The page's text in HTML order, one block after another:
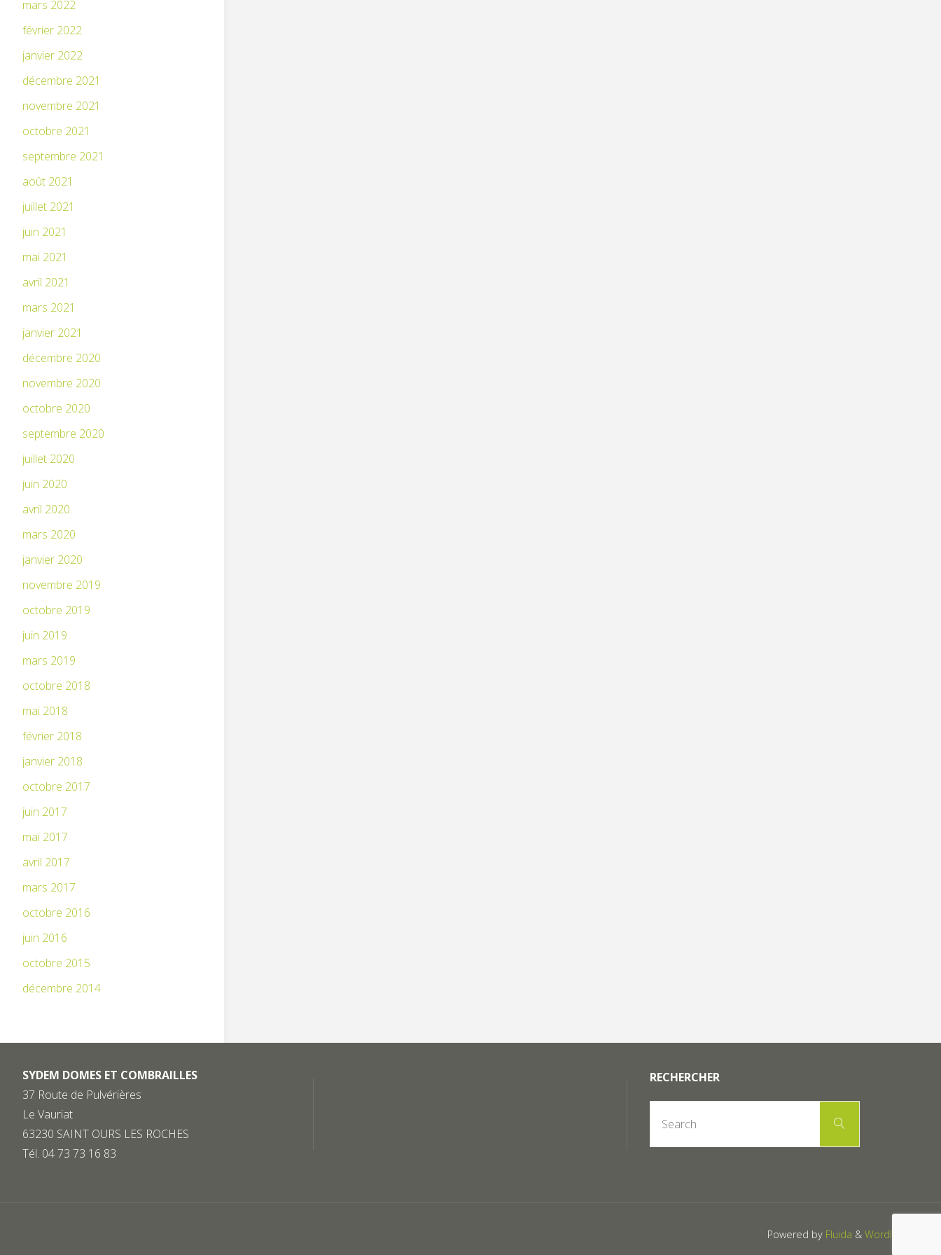
mars 2022
février 2022
janvier 2022
décembre 2021
novembre 2021
octobre 2021
septembre 2021
août 2021
juillet 2021
juin 2021
mai 2021
avril 2021
mars 2021
janvier 2021
décembre 2020
novembre 2020
octobre 2020
septembre 2020
juillet 2020
juin 2020
avril 2020
mars 2020
janvier 2020
novembre 2019
octobre 2019
juin 2019
mars 2019
octobre 2018
mai 2018
février 2018
janvier 2018
octobre 2017
juin 2017
mai 2017
avril 2017
mars 2017
octobre 2016
juin 2016
octobre 2015
décembre 2014
SYDEM DOMES ET COMBRAILLES
37 Route de Pulvérières
Le Vauriat
63230 SAINT OURS LES ROCHES
Tél. 04 73 73 16 83
RECHERCHER
Search
Powered by Fluida & WordPress.